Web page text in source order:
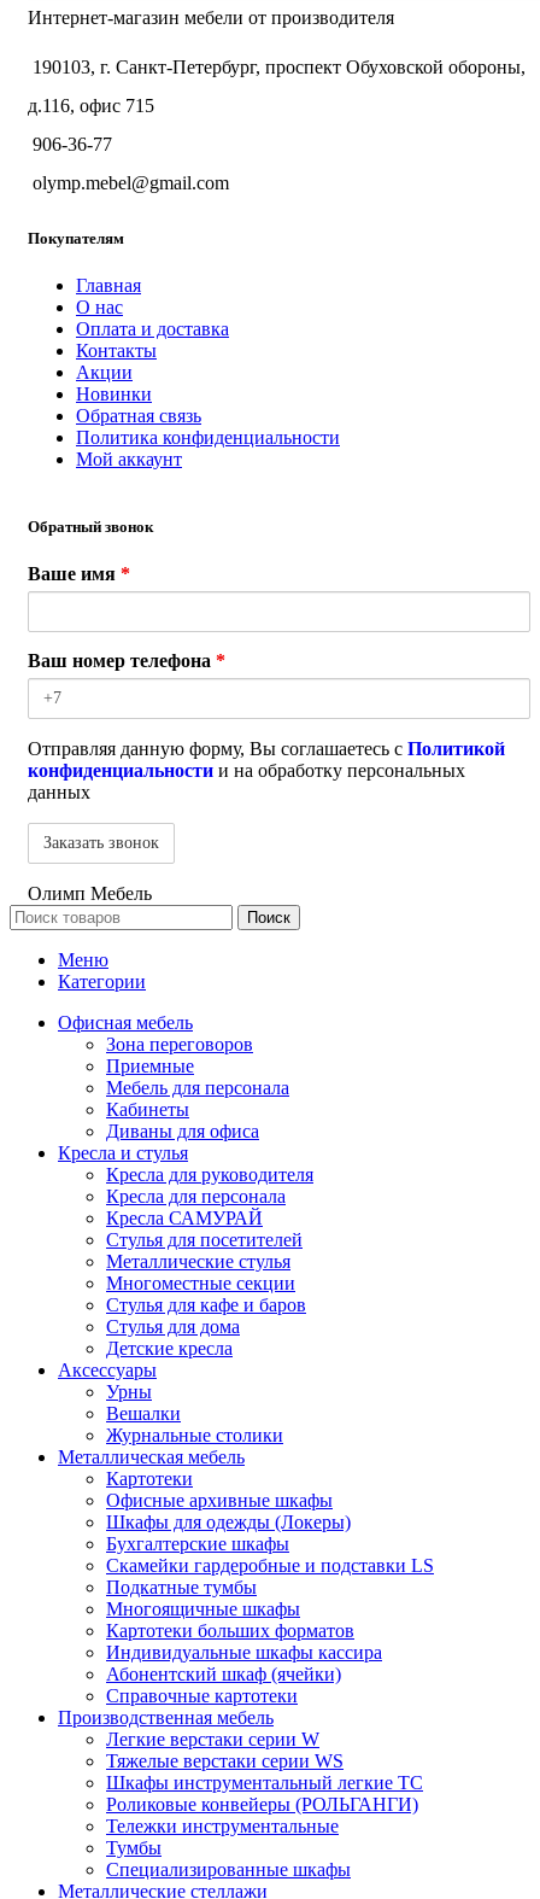
Интернет-магазин мебели от производителя
190103, г. Санкт-Петербург, проспект Обуховской обороны,
д.116, офис 715
906-36-77
olymp.mebel@gmail.com
Покупателям
Главная
О нас
Оплата и доставка
Контакты
Акции
Новинки
Обратная связь
Политика конфиденциальности
Мой аккаунт
Обратный звонок
Ваше имя *
Ваш номер телефона *
Отправляя данную форму, Вы соглашаетесь с Политикой
конфиденциальности и на обработку персональных
данных
Олимп Мебель
Поиск
Меню
Категории
Офисная мебель
Зона переговоров
Приемные
Мебель для персонала
Кабинеты
Диваны для офиса
Кресла и стулья
Кресла для руководителя
Кресла для персонала
Кресла САМУРАЙ
Стулья для посетителей
Металлические стулья
Многоместные секции
Стулья для кафе и баров
Стулья для дома
Детские кресла
Аксессуары
Урны
Вешалки
Журнальные столики
Металлическая мебель
Картотеки
Офисные архивные шкафы
Шкафы для одежды (Локеры)
Бухгалтерские шкафы
Скамейки гардеробные и подставки LS
Подкатные тумбы
Многоящичные шкафы
Картотеки больших форматов
Индивидуальные шкафы кассира
Абонентский шкаф (ячейки)
Справочные картотеки
Производственная мебель
Легкие верстаки серии W
Тяжелые верстаки серии WS
Шкафы инструментальный легкие ТС
Роликовые конвейеры (РОЛЬГАНГИ)
Тележки инструментальные
Тумбы
Специализированные шкафы
Металлические стеллажи